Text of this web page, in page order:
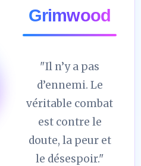
Grimwood
"Il n’y a pas
d’ennemi. Le
véritable combat
est contre le
doute, la peur et
le désespoir."